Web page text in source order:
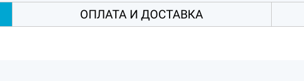
ОПЛАТА И ДОСТАВКА